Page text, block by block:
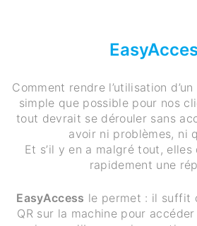
Comment rendre l’utilisation
simple que possible pour nos
tout devrait se dérouler sans
avoir ni problèmes, ni
Et s’il y en a malgré tout,
rapidement une
EasyAccess le permet : il suffit
QR sur la machine pour